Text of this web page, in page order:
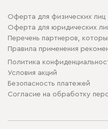
Оферта для физических лиц
Оферта для юридических
Перечень партнеров,
Правила применения
Политика
Условия акций
Безопасность платежей
Cогласие на обработку